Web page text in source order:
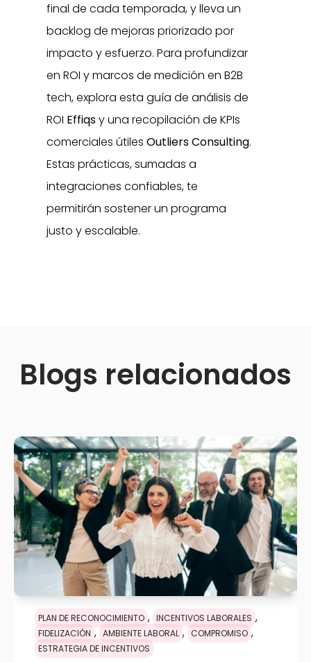
final de cada temporada, y lleva un
backlog de mejoras priorizado por
impacto y esfuerzo. Para profundizar
en ROI y marcos de medición en B2B
tech, explora esta guía de análisis de
ROI Effiqsy una recopilación de KPIs
comerciales útilesOutliers Consulting.
Estas prácticas, sumadas a
integraciones confiables, te
permitirán sostener un programa
justo y escalable.
Blogs relacionados
PLAN DE RECONOCIMIENTO , INCENTIVOS LABORALES ,
FIDELIZACIÓN , AMBIENTE LABORAL , COMPROMISO ,
ESTRATEGIA DE INCENTIVOS